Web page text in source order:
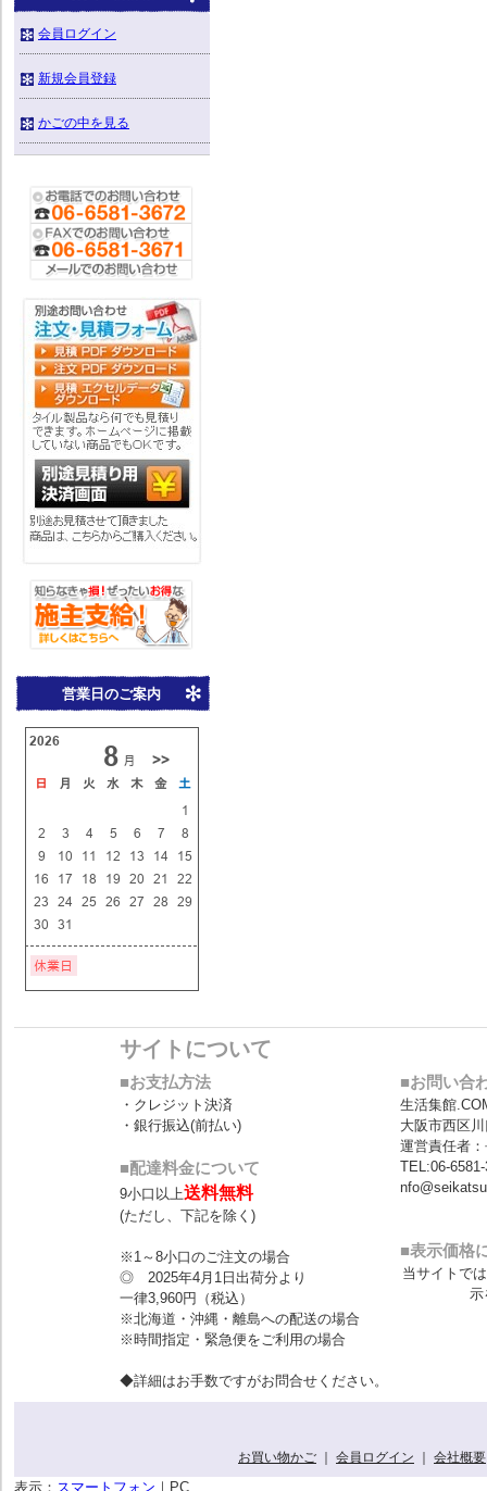
会員ログイン
新規会員登録
かごの中を見る
営業日のご案内
サイトについて
■お支払方法
・クレジット決済
・銀行振込(前払い)
■配達料金について
9小口以上送料無料
(ただし、下記を除く)
※1～8小口のご注文の場合
◎ 2025年4月1日出荷分より
一律3,960円（税込）
※北海道・沖縄・離島への配送の場合
※時間指定・緊急便をご利用の場合
◆詳細はお手数ですがお問合せください。
■お問い合
生活集館
大阪市西区
運営責任者
TEL:06-
■表示価格
当サイトで
示
お買い物かご ｜ 会員ログイン ｜ 会社概要
表示： スマートフォン ｜ PC